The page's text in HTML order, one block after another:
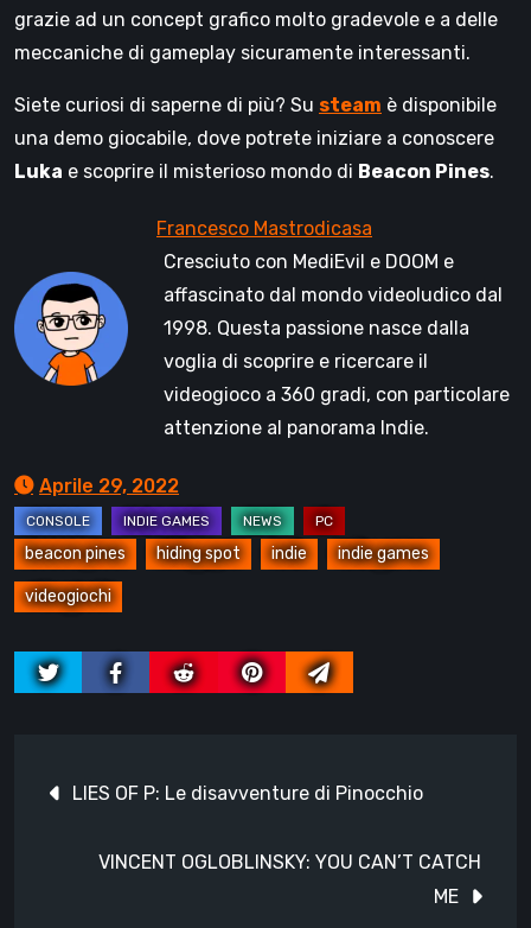
grazie ad un concept grafico molto gradevole e a delle
meccaniche di gameplay sicuramente interessanti.
Siete curiosi di saperne di più? Su steam è disponibile
una demo giocabile, dove potrete iniziare a conoscere
Luka e scoprire il misterioso mondo di Beacon Pines.
Cresciuto con MediEvil e DOOM e
affascinato dal mondo videoludico dal
1998. Questa passione nasce dalla
voglia di scoprire e ricercare il
videogioco a 360 gradi, con particolare
attenzione al panorama Indie.
Aprile 29, 2022
beacon pines hiding spot indie indie games
videogiochi
articoli
LIES OF P: Le disavventure di Pinocchio
VINCENT OGLOBLINSKY: YOU CAN’T CATCH
ME